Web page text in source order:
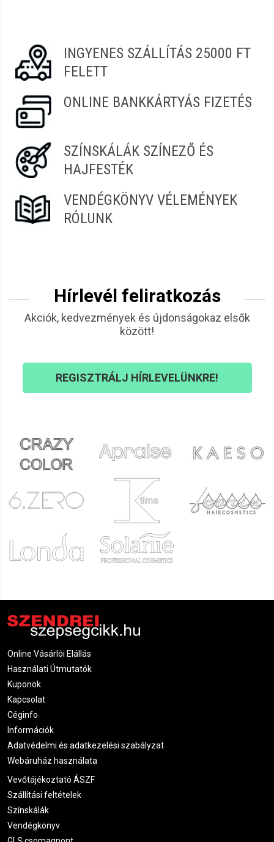
Kitti 2022.06.11. 07:27
Liliana 2022.05.15. 07:21
INGYENES SZÁLLÍTÁS 25000 FT
FELETT
ONLINE BANKKÁRTYÁS FIZETÉS
SZÍNSKÁLÁK SZÍNEZŐ ÉS
HAJFESTÉK
VENDÉGKÖNYV VÉLEMÉNYEK
RÓLUNK
Hírlevél feliratkozás
Akciók, kedvezmények és újdonságokaz elsők
között!
REGISZTRÁLJ HÍRLEVELÜNKRE!
Online Vásárlói Elállás
Használati Útmutatók
Kuponok
Kapcsolat
Céginfo
Információk
Adatvédelmi és adatkezelési szabályzat
Webáruház használata
Vevőtájékoztató ÁSZF
Szállítási feltételek
Színskálák
Vendégkönyv